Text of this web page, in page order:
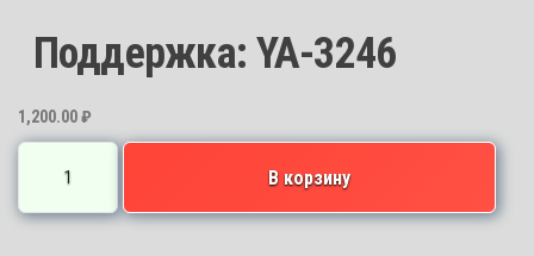
Поддержка: YA-3246
1,200.00₽
товара
Поддержка:
В корзину